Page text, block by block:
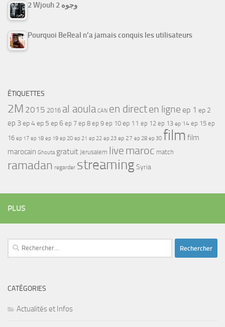
2 Wjouh 2 وجوه
Pourquoi BeReal n’a jamais conquis les utilisateurs
ÉTIQUETTES
2M 2015 2016 al aoula CAN en directen ligne ep 1 ep 2
ep 3ep 4ep 5 ep 6 ep 7 ep 8 ep 9 ep 10 ep 11 ep 12 ep 13 ep 14 ep 15 ep
16 ep 17 ep 18 ep 19 ep 20 ep 21 ep 22 ep 23 ep 27 ep 28 ep 30 film film
marocain Ghouta gratuit Jerusalem live maroc match
ramadan regarder streamingSyria
PLUS
Rechercher :
CATÉGORIES
Actualités et Infos